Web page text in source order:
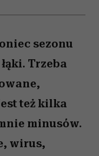
sezonu
Trzeba
też kilka
minusów.
wirus,